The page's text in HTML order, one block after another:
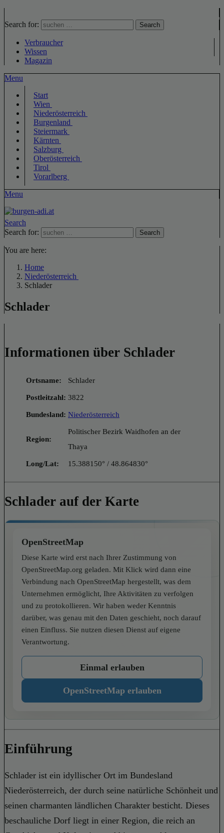
Search for: Search
Verbraucher
Wissen
Magazin
Menu
Start
Wien
Niederösterreich
Burgenland
Steiermark
Kärnten
Salzburg
Oberösterreich
Tirol
Vorarlberg
Menu
Search
Search for:
Search
You are here:
Home
Niederösterreich
Schlader
Schlader
Informationen über Schlader
Ortsname: Schlader
Postleitzahl: 3822
Bundesland: Niederösterreich
Region:
Politischer Bezirk Waidhofen an der
Thaya
Long/Lat: 15.388150° / 48.864830°
Schlader auf der Karte
OpenStreetMap
Diese Karte wird erst nach Ihrer Zustimmung von
OpenStreetMap.org geladen. Mit Klick wird dann eine
Verbindung nach OpenStreetMap hergestellt, was dem
Unternehmen ermöglicht, Ihre Aktivitäten zu verfolgen
und zu protokollieren. Wir haben weder Kenntnis
darüber, was genau mit den Daten geschieht, noch darauf
einen Einfluss. Sie nutzen diesen Dienst auf eigene
Verantwortung.
Einmal erlauben
OpenStreetMap erlauben
Einführung
Schlader ist ein idyllischer Ort im Bundesland
Niederösterreich, der durch seine natürliche Schönheit und
seinen charmanten ländlichen Charakter besticht. Dieses
beschauliche Dorf liegt in einer Region, die reich an